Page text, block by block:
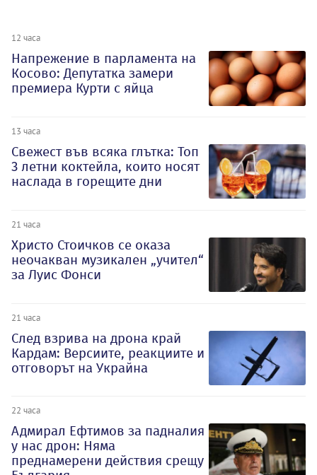
12 часа
Напрежение в парламента на
Косово: Депутатка замери
премиера Курти с яйца
13 часа
Свежест във всяка глътка: Топ
3 летни коктейла, които носят
наслада в горещите дни
21 часа
Христо Стоичков се оказа
неочакван музикален „учител“
за Луис Фонси
21 часа
След взрива на дрона край
Кардам: Версиите, реакциите и
отговорът на Украйна
22 часа
Адмирал Ефтимов за падналия
у нас дрон: Няма
преднамерени действия срещу